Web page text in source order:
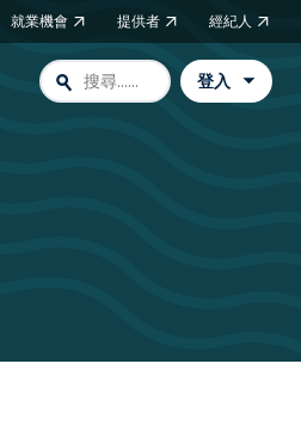
就業機會 提供者 經紀人
search 登入